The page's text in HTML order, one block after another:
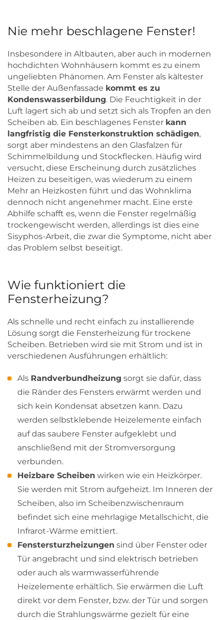
Nie mehr beschlagene Fenster!
Insbesondere in Altbauten, aber auch in modernen
hochdichten Wohnhäusern kommt es zu einem
ungeliebten Phänomen. Am Fenster als kältester
Stelle der Außenfassade kommt es zu
Kondenswasserbildung. Die Feuchtigkeit in der
Luft lagert sich ab und setzt sich als Tropfen an den
Scheiben ab. Ein beschlagenes Fenster kann
langfristig die Fensterkonstruktion schädigen,
sorgt aber mindestens an den Glasfalzen für
Schimmelbildung und Stockflecken. Häufig wird
versucht, diese Erscheinung durch zusätzliches
Heizen zu beseitigen, was wiederum zu einem
Mehr an Heizkosten führt und das Wohnklima
dennoch nicht angenehmer macht. Eine erste
Abhilfe schafft es, wenn die Fenster regelmäßig
trockengewischt werden, allerdings ist dies eine
Sisyphos-Arbeit, die zwar die Symptome, nicht aber
das Problem selbst beseitigt.
Wie funktioniert die
Fensterheizung?
Als schnelle und recht einfach zu installierende
Lösung sorgt die Fensterheizung für trockene
Scheiben. Betrieben wird sie mit Strom und ist in
verschiedenen Ausführungen erhältlich:
Als Randverbundheizung sorgt sie dafür, dass
die Ränder des Fensters erwärmt werden und
sich kein Kondensat absetzen kann. Dazu
werden selbstklebende Heizelemente einfach
auf das saubere Fenster aufgeklebt und
anschließend mit der Stromversorgung
verbunden.
Heizbare Scheiben wirken wie ein Heizkörper.
Sie werden mit Strom aufgeheizt. Im Inneren der
Scheiben, also im Scheibenzwischenraum
befindet sich eine mehrlagige Metallschicht, die
Infrarot-Wärme emittiert.
Fenstersturzheizungen sind über Fenster oder
Tür angebracht und sind elektrisch betrieben
oder auch als warmwasserführende
Heizelemente erhältlich. Sie erwärmen die Luft
direkt vor dem Fenster, bzw. der Tür und sorgen
durch die Strahlungswärme gezielt für eine